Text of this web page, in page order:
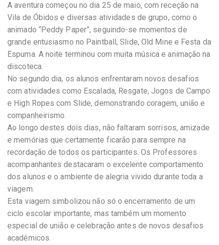
A aventura começou no dia 25 de maio, com receção na
Vila de Óbidos e diversas atividades de grupo, como o
animado “Peddy Paper”, seguindo-se momentos de
grande entusiasmo no Paintball, Slide, Old Mine e Festa da
Espuma. A noite terminou com muita música e animação na
discoteca.
No segundo dia, os alunos enfrentaram novos desafios
com atividades como Escalada, Resgate, Jogos de Campo
e High Ropes com Slide, demonstrando coragem, união e
companheirismo.
Ao longo destes dois dias, não faltaram sorrisos, amizade
e memórias que certamente ficarão para sempre na
recordação de todos os participantes. Os Professores
acompanhantes destacaram o excelente comportamento
dos alunos e o ambiente de alegria vivido durante toda a
viagem.
Esta viagem simbolizou não só o encerramento de um
ciclo escolar importante, mas também um momento
especial de união e celebração antes de novos desafios
académicos.